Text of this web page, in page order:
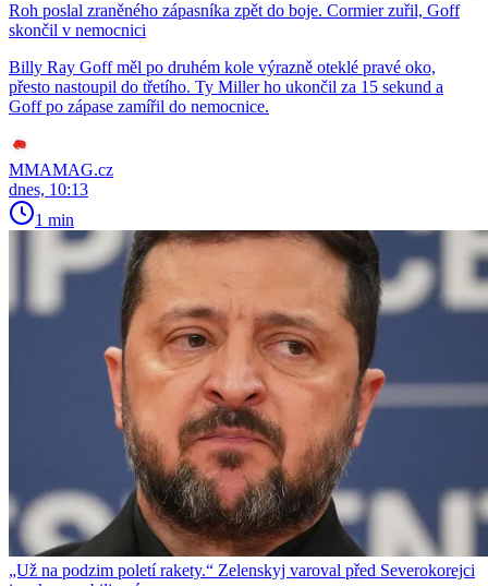
Roh poslal zraněného zápasníka zpět do boje. Cormier zuřil, Goff
skončil v nemocnici
Billy Ray Goff měl po druhém kole výrazně oteklé pravé oko,
přesto nastoupil do třetího. Ty Miller ho ukončil za 15 sekund a
Goff po zápase zamířil do nemocnice.
MMAMAG.cz
dnes, 10:13
1 min
„Už na podzim poletí rakety.“ Zelenskyj varoval před Severokorejci